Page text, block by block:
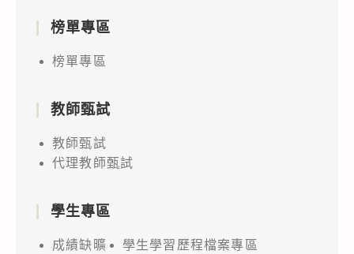
榜單專區
榜單專區
教師甄試
教師甄試
代理教師甄試
學生專區
成績缺曠
學生學習歷程檔案專區